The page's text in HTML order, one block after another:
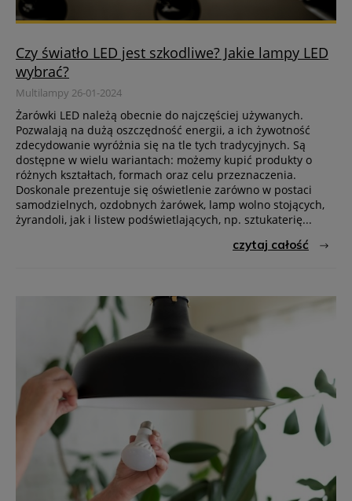
Czy światło LED jest szkodliwe? Jakie lampy LED
wybrać?
Multilampy 26-01-2024
Żarówki LED należą obecnie do najczęściej używanych.
Pozwalają na dużą oszczędność energii, a ich żywotność
zdecydowanie wyróżnia się na tle tych tradycyjnych. Są
dostępne w wielu wariantach: możemy kupić produkty o
różnych kształtach, formach oraz celu przeznaczenia.
Doskonale prezentuje się oświetlenie zarówno w postaci
samodzielnych, ozdobnych żarówek, lamp wolno stojących,
żyrandoli, jak i listew podświetlających, np. sztukaterię...
czytaj całość